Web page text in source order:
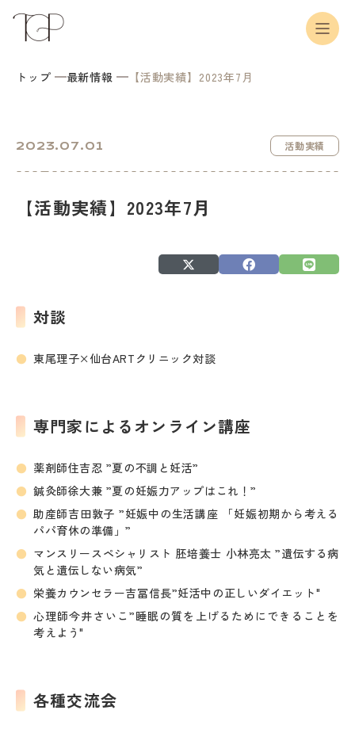
トップ 最新情報 【活動実績】2023年7月
2023.07.01 活動実績
【活動実績】2023年7月
対談
東尾理子×仙台ARTクリニック対談
専門家によるオンライン講座
薬剤師住吉忍 ”夏の不調と妊活”
鍼灸師徐大兼 ”夏の妊娠力アップはこれ！”
助産師吉田敦子 ”妊娠中の生活講座 「妊娠初期から考える
パパ育休の準備」”
マンスリースペシャリスト 胚培養士 小林亮太 ”遺伝する病
気と遺伝しない病気”
栄養カウンセラー吉冨信長”妊活中の正しいダイエット"
心理師今井さいこ”睡眠の質を上げるためにできることを
考えよう"
各種交流会